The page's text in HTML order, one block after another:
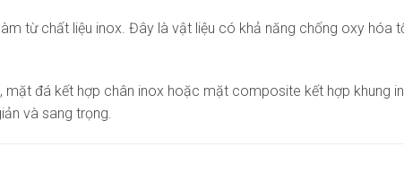
từ chất liệu inox. Đây là vật liệu có khả năng chống oxy hóa
đá kết hợp chân inox hoặc mặt composite kết hợp khung
và sang trọng.